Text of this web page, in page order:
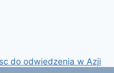
do odwiedzenia w Azji